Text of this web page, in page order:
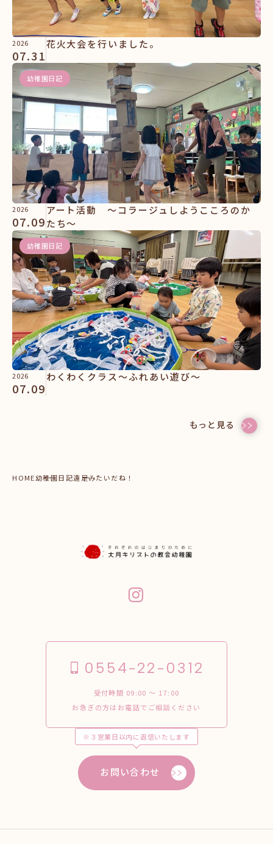
2026
07.31
花火大会を行いました。
幼稚園日記
2026
07.09
アート活動 ～コラージュしようこころのか
たち～
幼稚園日記
2026
07.09
わくわくクラス～ふれあい遊び～
もっと見る
HOME幼稚園日記遠足みたいだね！
0554-22-0312
受付時間 09:00 〜 17:00
お急ぎの方はお電話でご相談ください
※３営業日以内に返信いたします
お問い合わせ